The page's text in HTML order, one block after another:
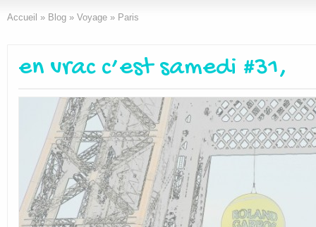
Accueil » Blog » Voyage » Paris
en vrac c’est samedi #31,